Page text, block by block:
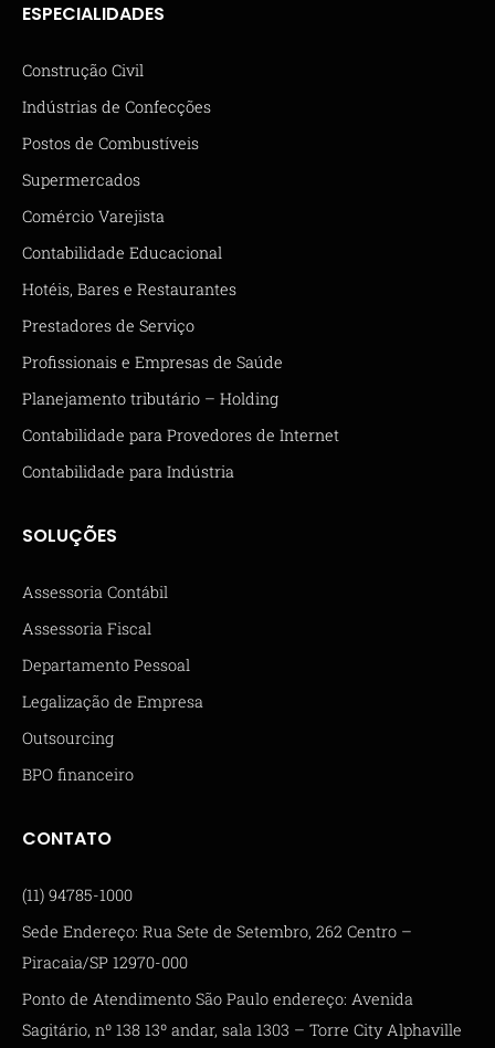
ESPECIALIDADES
Construção Civil
Indústrias de Confecções
Postos de Combustíveis
Supermercados
Comércio Varejista
Contabilidade Educacional
Hotéis, Bares e Restaurantes
Prestadores de Serviço
Profissionais e Empresas de Saúde
Planejamento tributário – Holding
Contabilidade para Provedores de Internet
Contabilidade para Indústria
SOLUÇÕES
Assessoria Contábil
Assessoria Fiscal
Departamento Pessoal
Legalização de Empresa
Outsourcing
BPO financeiro
CONTATO
(11) 94785-1000
Sede Endereço: Rua Sete de Setembro, 262 Centro –
Piracaia/SP 12970-000
Ponto de Atendimento São Paulo endereço: Avenida
Sagitário, nº 138 13º andar, sala 1303 – Torre City Alphaville